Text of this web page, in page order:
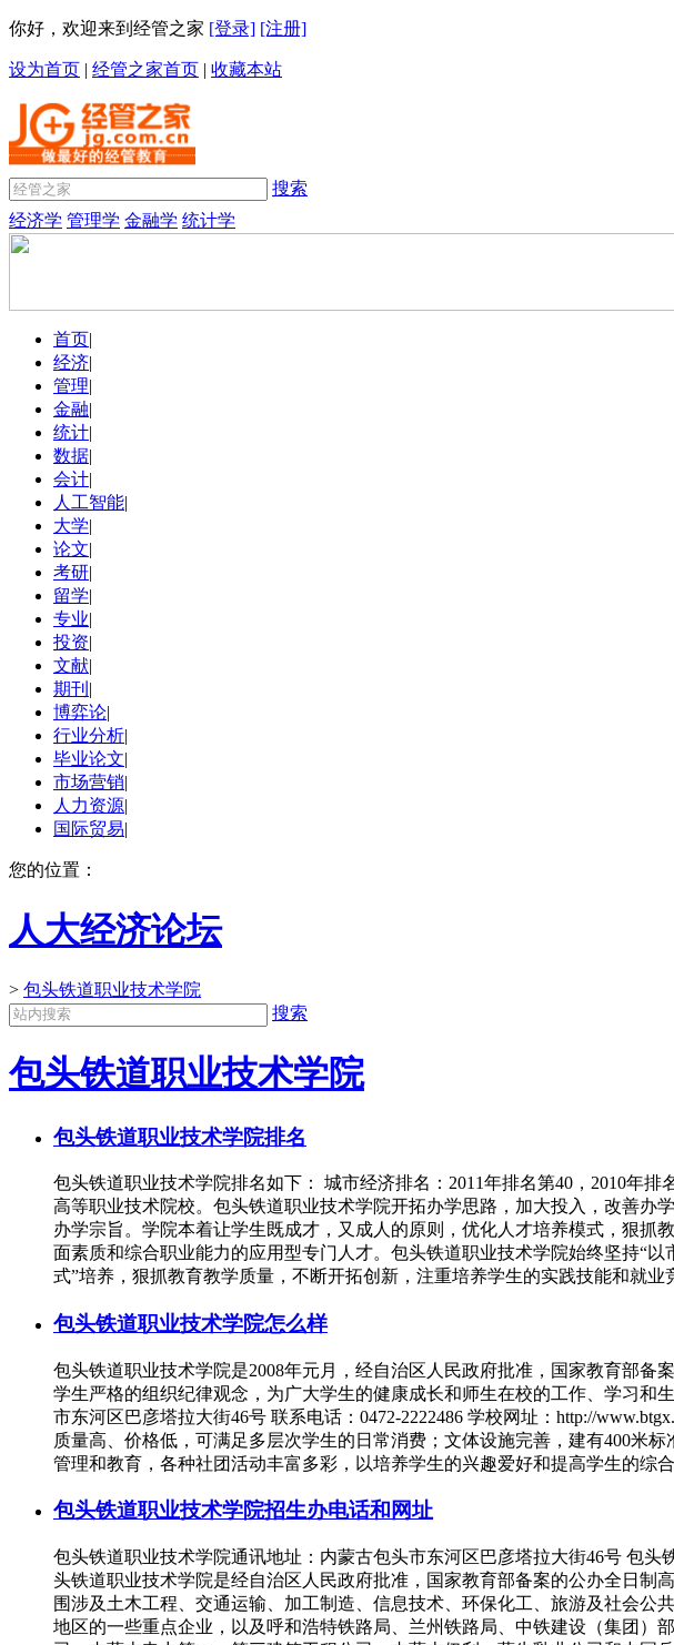
你好，欢迎来到经管之家 [登录] [注册]
设为首页 | 经管之家首页 | 收藏本站
搜索
经济学 管理学 金融学 统计学
首页|
经济|
管理|
金融|
统计|
数据|
会计|
人工智能|
大学|
论文|
考研|
留学|
专业|
投资|
文献|
期刊 |
博弈论|
行业分析|
毕业论文|
市场营销|
人力资源|
国际贸易|
您的位置：
人大经济论坛
> 包头铁道职业技术学院
搜索
包头铁道职业技术学院
包头铁道职业技术学院排名
包头铁道职业技术学院排名如下： 城市经济排名：2011年排名第40，2010年
高等职业技术院校。包头铁道职业技术学院开拓办学思路，加大投入，改善
办学宗旨。学院本着让学生既成才，又成人的原则，优化人才培养模式，狠
面素质和综合职业能力的应用型专门人才。包头铁道职业技术学院始终坚持“
式”培养，狠抓教育教学质量，不断开拓创新，注重培养学生的实践技能和就
包头铁道职业技术学院怎么样
包头铁道职业技术学院是2008年元月，经自治区人民政府批准，国家教育部
学生严格的组织纪律观念，为广大学生的健康成长和师生在校的工作、学习
市东河区巴彦塔拉大街46号 联系电话：0472-2222486 学校网址：http://
质量高、价格低，可满足多层次学生的日常消费；文体设施完善，建有400米
管理和教育，各种社团活动丰富多彩，以培养学生的兴趣爱好和提高学生的综合
包头铁道职业技术学院招生办电话和网址
包头铁道职业技术学院通讯地址：内蒙古包头市东河区巴彦塔拉大街46号 包头
头铁道职业技术学院是经自治区人民政府批准，国家教育部备案的公办全日制
围涉及土木工程、交通运输、加工制造、信息技术、环保化工、旅游及社会
地区的一些重点企业，以及呼和浩特铁路局、兰州铁路局、中铁建设（集团